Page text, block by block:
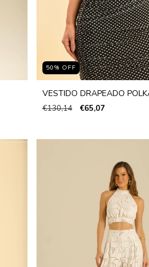
50% OFF
VESTIDO DRAPEADO
€130,14 €65,07